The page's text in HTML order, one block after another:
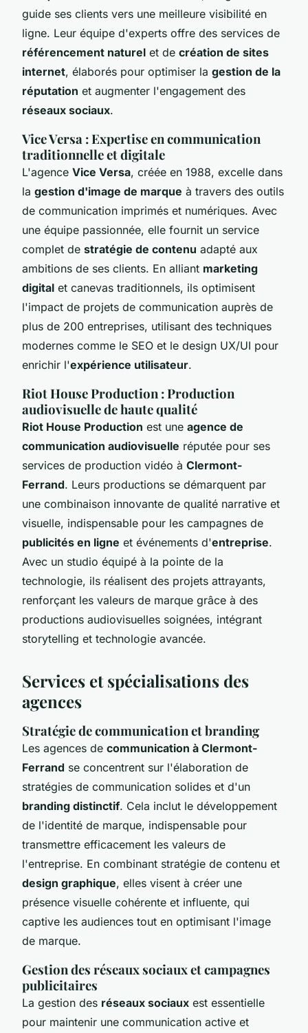
guide ses clients vers une meilleure visibilité en
ligne. Leur équipe d'experts offre des services de
référencement naturel et de création de sites
internet, élaborés pour optimiser la gestion de la
réputation et augmenter l'engagement des
réseaux sociaux.
Vice Versa : Expertise en communication
traditionnelle et digitale
L'agence Vice Versa, créée en 1988, excelle dans
la gestion d'image de marque à travers des outils
de communication imprimés et numériques. Avec
une équipe passionnée, elle fournit un service
complet de stratégie de contenu adapté aux
ambitions de ses clients. En alliant marketing
digital et canevas traditionnels, ils optimisent
l'impact de projets de communication auprès de
plus de 200 entreprises, utilisant des techniques
modernes comme le SEO et le design UX/UI pour
enrichir l'expérience utilisateur.
Riot House Production : Production
audiovisuelle de haute qualité
Riot House Production est une agence de
communication audiovisuelle réputée pour ses
services de production vidéo à Clermont-
Ferrand. Leurs productions se démarquent par
une combinaison innovante de qualité narrative et
visuelle, indispensable pour les campagnes de
publicités en ligne et événements d'entreprise.
Avec un studio équipé à la pointe de la
technologie, ils réalisent des projets attrayants,
renforçant les valeurs de marque grâce à des
productions audiovisuelles soignées, intégrant
storytelling et technologie avancée.
Services et spécialisations des
agences
Stratégie de communication et branding
Les agences de communication à Clermont-
Ferrand se concentrent sur l'élaboration de
stratégies de communication solides et d'un
branding distinctif. Cela inclut le développement
de l'identité de marque, indispensable pour
transmettre efficacement les valeurs de
l'entreprise. En combinant stratégie de contenu et
design graphique, elles visent à créer une
présence visuelle cohérente et influente, qui
captive les audiences tout en optimisant l'image
de marque.
Gestion des réseaux sociaux et campagnes
publicitaires
La gestion des réseaux sociaux est essentielle
pour maintenir une communication active et